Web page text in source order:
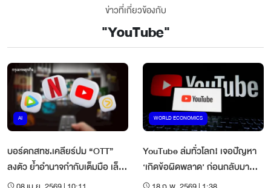
ข่าวที่เกี่ยวข้องกับ
"YouTube"
AI
บอร์ดกสทช.เคลียร์ปม “OTT”
ลงตัว ย้ำอำนาจกำกับเต็มมือ เล็ง
ชงเข้าร่างฯแผนแม่บท
WORLD ECONOMICS
YouTube ล่มทั่วโลก! เจอปัญหา
‘เกิดข้อผิดพลาด’ ก่อนกลับมา
ใช้ได้ตอน 09.00 น.